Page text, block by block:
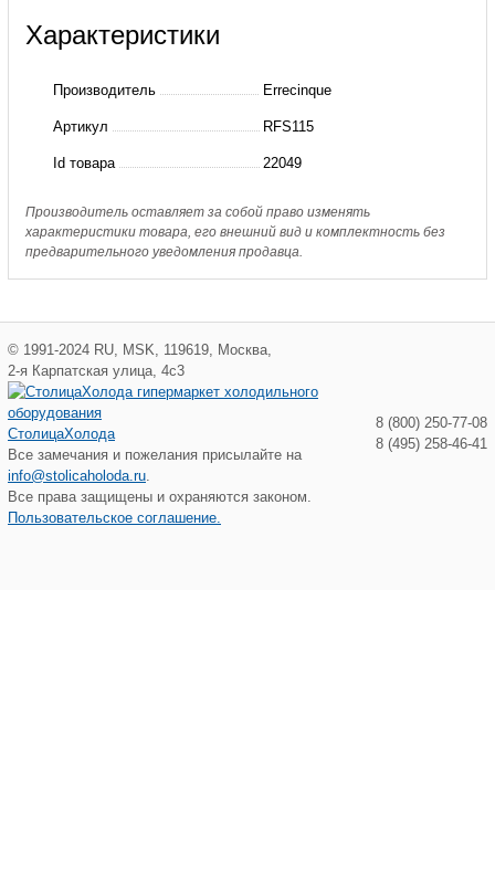
RFS115
DN4
(RF0115+RF0009)
Errecinque
Характеристики
Производитель Errecinque
Артикул RFS115
Id товара 22049
Производитель оставляет за собой право изменять
характеристики товара, его внешний вид и комплектность без
предварительного уведомления продавца.
© 1991-2024 RU MSK 119619 Москва
2-я Карпатская улица, 4с3
СтолицаХолода
Все замечания и пожелания присылайте на
info@stolicaholoda.ru
Все права защищены и охраняются законом.
Пользовательское соглашение.
8 (800) 250-77-08
8 (495) 258-46-41